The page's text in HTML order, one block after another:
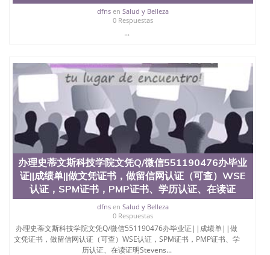
dfnsen Salud y Belleza
0 Respuestas
...
办理史蒂文斯科技学院文凭Q/微信551190476办毕业
证||成绩单||做文凭证书，做留信网认证（可查）WSE
认证，SPM证书，PMP证书、学历认证、在读证
dfnsen Salud y Belleza
0 Respuestas
办理史蒂文斯科技学院文凭Q/微信551190476办毕业证||成绩单||做
文凭证书，做留信网认证（可查）WSE认证，SPM证书，PMP证书、学
历认证、在读证明Stevens...